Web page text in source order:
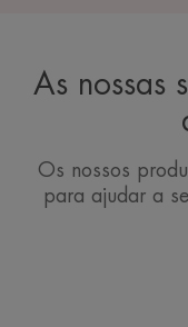
As nossas
Os nossos
para ajudar a